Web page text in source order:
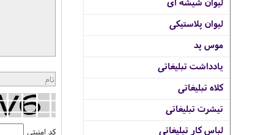
لیوان پلاستیکی
موس پد
یادداشت تبلیغاتی
کلاه تبلیغاتی
تیشرت تبلیغاتی
لباس کار تبلیغاتی
کد امنیتی